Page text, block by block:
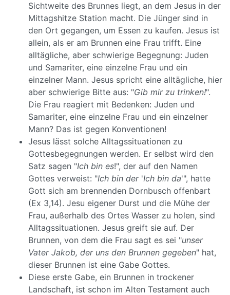
Sichtweite des Brunnes liegt, an dem Jesus in der
Mittagshitze Station macht. Die Jünger sind in
den Ort gegangen, um Essen zu kaufen. Jesus ist
allein, als er am Brunnen eine Frau trifft. Eine
alltägliche, aber schwierige Begegnung: Juden
und Samariter, eine einzelne Frau und ein
einzelner Mann. Jesus spricht eine alltägliche, hier
aber schwierige Bitte aus: "Gib mir zu trinken!".
Die Frau reagiert mit Bedenken: Juden und
Samariter, eine einzelne Frau und ein einzelner
Mann? Das ist gegen Konventionen!
Jesus lässt solche Alltagssituationen zu
Gottesbegegnungen werden. Er selbst wird den
Satz sagen "Ich bin es!", der auf den Namen
Gottes verweist: "Ich bin der 'Ich bin da'", hatte
Gott sich am brennenden Dornbusch offenbart
(Ex 3,14). Jesu eigener Durst und die Mühe der
Frau, außerhalb des Ortes Wasser zu holen, sind
Alltagssituationen. Jesus greift sie auf. Der
Brunnen, von dem die Frau sagt es sei "unser
Vater Jakob, der uns den Brunnen gegeben" hat,
dieser Brunnen ist eine Gabe Gottes.
Diese erste Gabe, ein Brunnen in trockener
Landschaft, ist schon im Alten Testament auch